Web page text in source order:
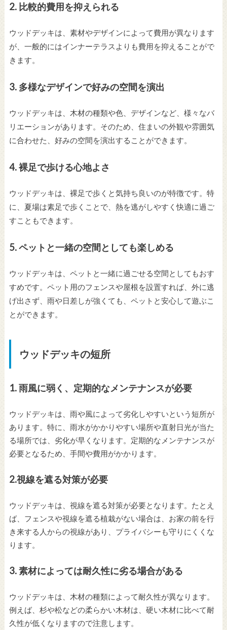
2. 比較的費用を抑えられる
ウッドデッキは、素材やデザインによって費用が異なります
が、一般的にはインナーテラスよりも費用を抑えることがで
きます。
3. 多様なデザインで好みの空間を演出
ウッドデッキは、木材の種類や色、デザインなど、様々なバ
リエーションがあります。そのため、住まいの外観や雰囲気
に合わせた、好みの空間を演出することができます。
4.裸足で歩ける心地よさ
ウッドデッキは、裸足で歩くと気持ち良いのが特徴です。特
に、夏場は素足で歩くことで、熱を逃がしやすく快適に過ご
すこともできます。
5.ペットと一緒の空間としても楽しめる
ウッドデッキは、ペットと一緒に過ごせる空間としてもおす
すめです。ペット用のフェンスや屋根を設置すれば、外に逃
げ出さず、雨や日差しが強くても、ペットと安心して遊ぶこ
とができます。
ウッドデッキの短所
1. 雨風に弱く、定期的なメンテナンスが必要
ウッドデッキは、雨や風によって劣化しやすいという短所が
あります。特に、雨水がかかりやすい場所や直射日光が当た
る場所では、劣化が早くなります。定期的なメンテナンスが
必要となるため、手間や費用がかかります。
2.視線を遮る対策が必要
ウッドデッキは、視線を遮る対策が必要となります。たとえ
ば、フェンスや視線を遮る植栽がない場合は、お家の前を行
き来する人からの視線があり、プライバシーも守りにくくな
ります。
3. 素材によっては耐久性に劣る場合がある
ウッドデッキは、木材の種類によって耐久性が異なります。
例えば、杉や松などの柔らかい木材は、硬い木材に比べて耐
久性が低くなりますので注意します。